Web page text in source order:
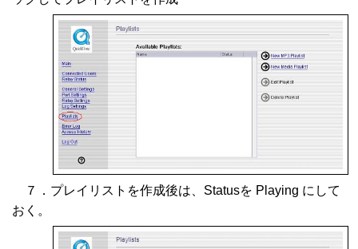
７．プレイリストを作成後は、Statusを Playing にして
おく。